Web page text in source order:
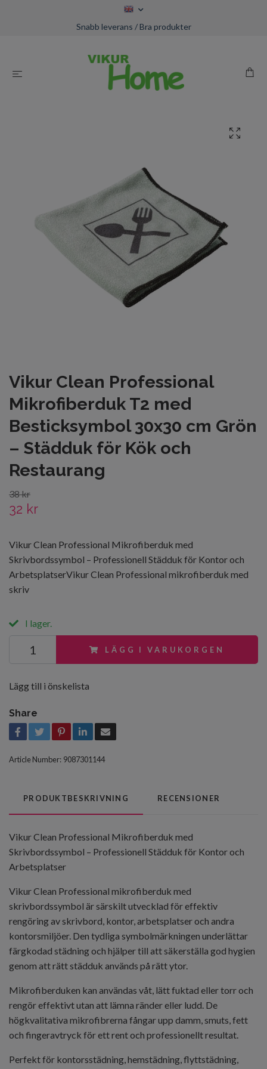
Snabb leverans / Bra produkter
Vikur Clean Professional
Mikrofiberduk T2 med
Besticksymbol 30x30 cm Grön
– Städduk för Kök och
Restaurang
38 kr
32 kr
Vikur Clean Professional Mikrofiberduk med
Skrivbordssymbol – Professionell Städduk för Kontor och
ArbetsplatserVikur Clean Professional mikrofiberduk med
skriv
I lager.
LÄGG I VARUKORGEN
Lägg till i önskelista
Share
Article Number: 9087301144
PRODUKTBESKRIVNING RECENSIONER
Vikur Clean Professional Mikrofiberduk med
Skrivbordssymbol – Professionell Städduk för Kontor och
Arbetsplatser
Vikur Clean Professional mikrofiberduk med
skrivbordssymbol är särskilt utvecklad för effektiv
rengöring av skrivbord, kontor, arbetsplatser och andra
kontorsmiljöer. Den tydliga symbolmärkningen underlättar
färgkodad städning och hjälper till att säkerställa god hygien
genom att rätt städduk används på rätt ytor.
Mikrofiberduken kan användas våt, lätt fuktad eller torr och
rengör effektivt utan att lämna ränder eller ludd. De
högkvalitativa mikrofibrerna fångar upp damm, smuts, fett
och fingeravtryck för ett rent och professionellt resultat.
Perfekt för kontorsstädning, hemstädning, flyttstädning,